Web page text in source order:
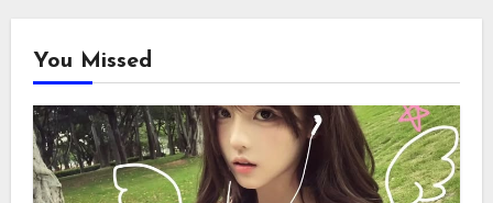
You Missed